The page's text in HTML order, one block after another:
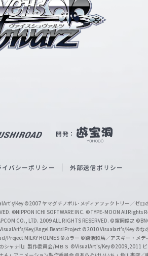
開発：
イバシーポリシー 外部送信ポリシー
Key ©2007 ヤマグチノボル･メディアファクトリー／ゼロ
©NIPPON ICHI SOFTWARE INC. ©TYPE-MOON All Rights
CO., LTD. 2009 ALL RIGHTS RESERVED. ©窪岡俊之
Key/Angel Beats! Project ©2010 Visualart's/Key ©な
Project MILKY HOLMES ©カラー ©鎌池和馬／アスキー・メデ
シャナII』製作委員会/ＭＢＳ ©VisualArt's/Key©2009,2011 ビ